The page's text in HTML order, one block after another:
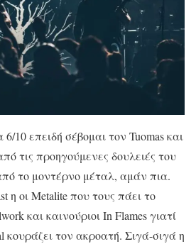
10 επειδή σέβομαι τον Tuomas και
τις προηγούμενες δουλειές του
το μοντέρνο μέταλ, αμάν πια.
η οι Metalite που τους πάει το
και καινούριοι In Flames γιατί
κουράζει τον ακροατή. Σιγά-σιγά η